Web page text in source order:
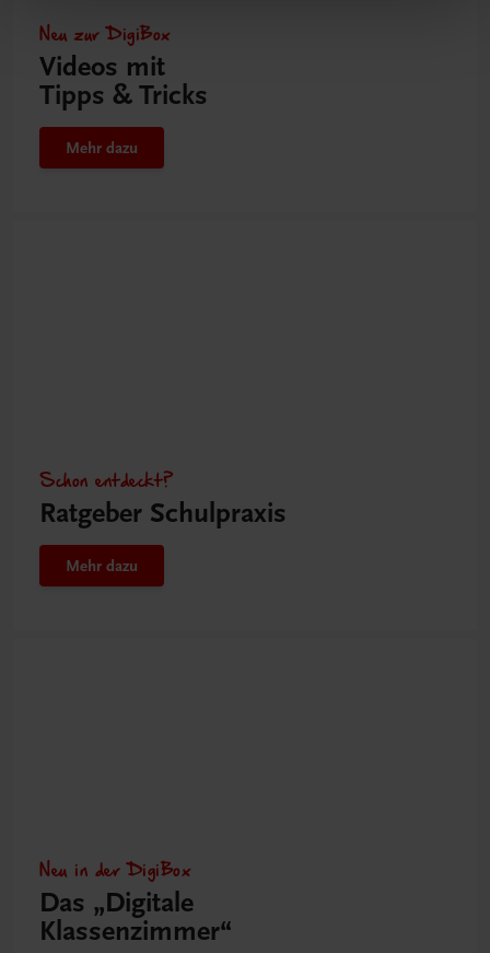
Neu zur DigiBox
Videos mit
Tipps & Tricks
Mehr dazu
Schon entdeckt?
Ratgeber Schulpraxis
Mehr dazu
Neu in der DigiBox
Das „Digitale
Klassenzimmer“